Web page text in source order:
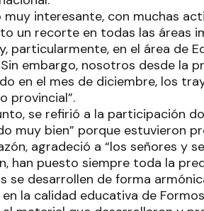
muy interesante, con muchas
un recorte en todas las áreas
particularmente, en el área de
embargo, nosotros desde la
en el mes de diciembre, los
provincial”.
se refirió a la participación
muy bien” porque estuvieron
agradeció a “los señores y
han puesto siempre toda la
se desarrollen de forma
la calidad educativa de